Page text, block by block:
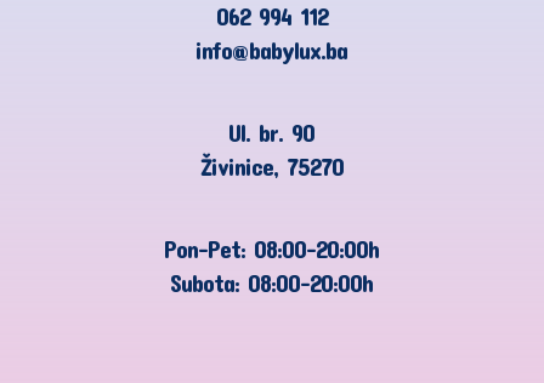
062 994 112
info@babylux.ba
Ul. br. 90
Živinice, 75270
Pon-Pet: 08:00-20:00h
Subota: 08:00-20:00h